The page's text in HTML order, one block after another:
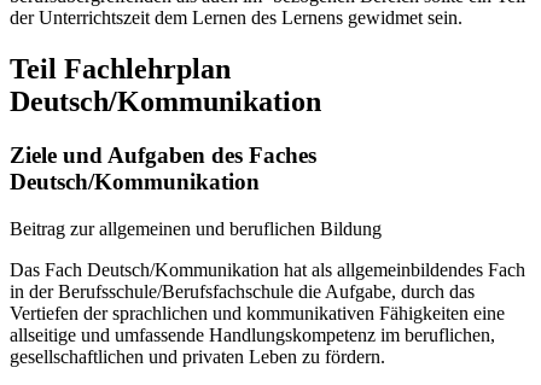
der Unterrichtszeit dem Lernen des Lernens gewidmet sein.
Teil Fachlehrplan
Deutsch/Kommunikation
Ziele und Aufgaben des Faches
Deutsch/Kommunikation
Beitrag zur allgemeinen und beruflichen Bildung
Das Fach Deutsch/Kommunikation hat als allgemeinbildendes Fach
in der Berufsschule/Berufsfachschule die Aufgabe, durch das
Vertiefen der sprachlichen und kommunikativen Fähigkeiten eine
allseitige und umfassende Handlungskompetenz im beruflichen,
gesellschaftlichen und privaten Leben zu fördern.